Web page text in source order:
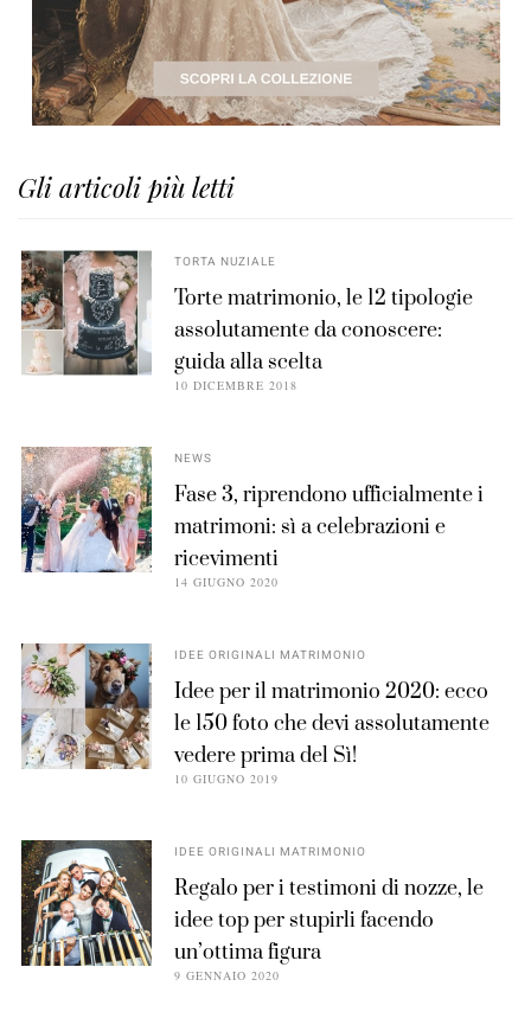
Gli articoli più letti
TORTA NUZIALE
Torte matrimonio, le 12 tipologie
assolutamente da conoscere:
guida alla scelta
10 DICEMBRE 2018
NEWS
Fase 3, riprendono ufficialmente i
matrimoni: sì a celebrazioni e
ricevimenti
14 GIUGNO 2020
IDEE ORIGINALI MATRIMONIO
Idee per il matrimonio 2020: ecco
le 150 foto che devi assolutamente
vedere prima del Sì!
10 GIUGNO 2019
IDEE ORIGINALI MATRIMONIO
Regalo per i testimoni di nozze, le
idee top per stupirli facendo
un’ottima figura
9 GENNAIO 2020